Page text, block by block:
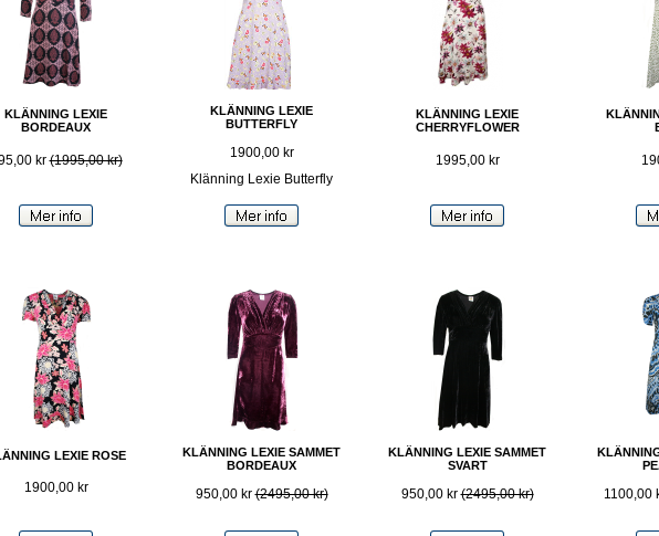
KLÄNNING LEXIE
BORDEAUX
kr (1995,00 kr)
KLÄNNING LEXIE
BUTTERFLY
1900,00 kr
Klänning Lexie Butterfly
KLÄNNING LEXIE
CHERRYFLOWER
1995,00 kr
LEXIE ROSE
1900,00 kr
KLÄNNING LEXIE SAMMET
BORDEAUX
950,00 kr (2495,00 kr)
KLÄNNING LEXIE SAMMET
SVART
950,00 kr (2495,00 kr) 1100,00